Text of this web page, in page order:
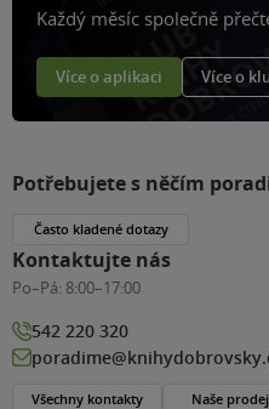
Každý měsíc společně
Více o aplikaci Více o
Potřebujete s něčím
Často kladené dotazy
Kontaktujte nás
Po–Pá: 8:00–17:00
542 220 320
Všechny kontakty Naše